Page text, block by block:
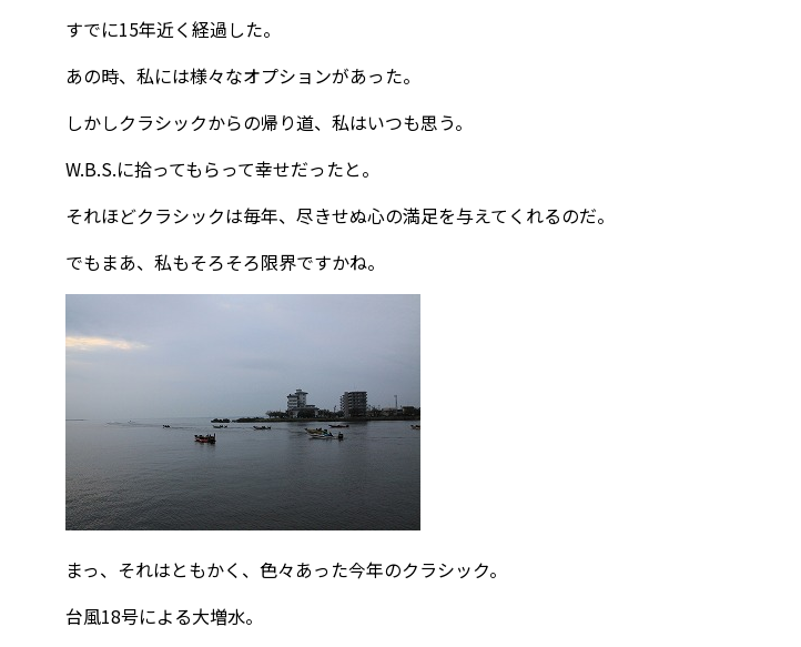
すでに15年近く経過した。
あの時、私には様々なオプションがあった。
しかしクラシックからの帰り道、私はいつも思う。
W.B.S.に拾ってもらって幸せだったと。
それほどクラシックは毎年、尽きせぬ心の満足を与えてくれるのだ。
でもまあ、私もそろそろ限界ですかね。
まっ、それはともかく、色々あった今年のクラシック。
台風18号による大増水。